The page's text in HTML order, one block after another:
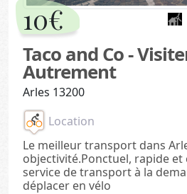
10€
Taco and Co -
Autrement
Arles 13200
Location
Le meilleur transport dans
objectivité.Ponctuel, rapide et
service de transport à la
déplacer en vélo